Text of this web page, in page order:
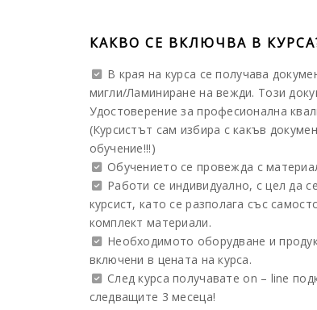
КАКВО СЕ ВКЛЮЧВА В
В края на курса се получава
мигли/Ламиниране на вежди. Този
Удостоверение за професионална
(Курсистът сам избира с какъв
обучение!!!)
Обучението се провежда с
Работи се индивидуално, с цел да
курсист, като се разполага със
комплект материали.
Необходимото оборудване и
включени в цената на курса.
След курса получавате оn – line
следващите 3 месеца!